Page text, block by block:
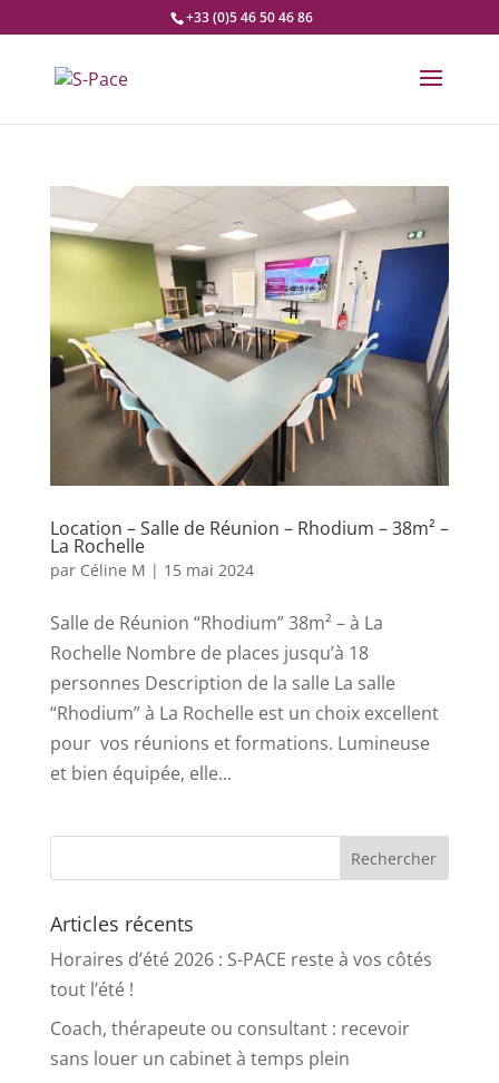
+33 (0)5 46 50 46 86
Location – Salle de Réunion – Rhodium – 38m² –
La Rochelle
par Céline M | 15 mai 2024
Salle de Réunion “Rhodium” 38m² – à La
Rochelle Nombre de places jusqu’à 18
personnes Description de la salle La salle
“Rhodium” à La Rochelle est un choix excellent
pour vos réunions et formations. Lumineuse
et bien équipée, elle...
Articles récents
Horaires d’été 2026 : S-PACE reste à vos côtés
tout l’été !
Coach, thérapeute ou consultant : recevoir
sans louer un cabinet à temps plein